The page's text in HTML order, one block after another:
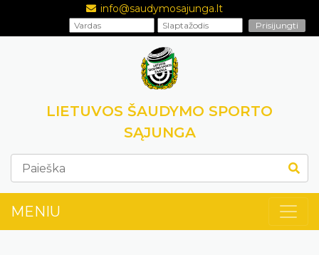
info@saudymosajunga.lt
LIETUVOS ŠAUDYMO SPORTO
SĄJUNGA
MENIU